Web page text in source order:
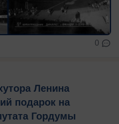
0
Ленина
подарок на
Гордумы